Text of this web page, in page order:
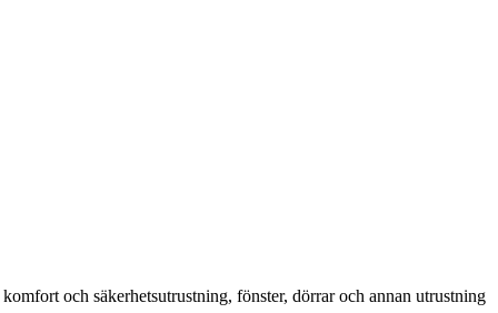
och säkerhetsutrustning, fönster, dörrar och annan utrustning